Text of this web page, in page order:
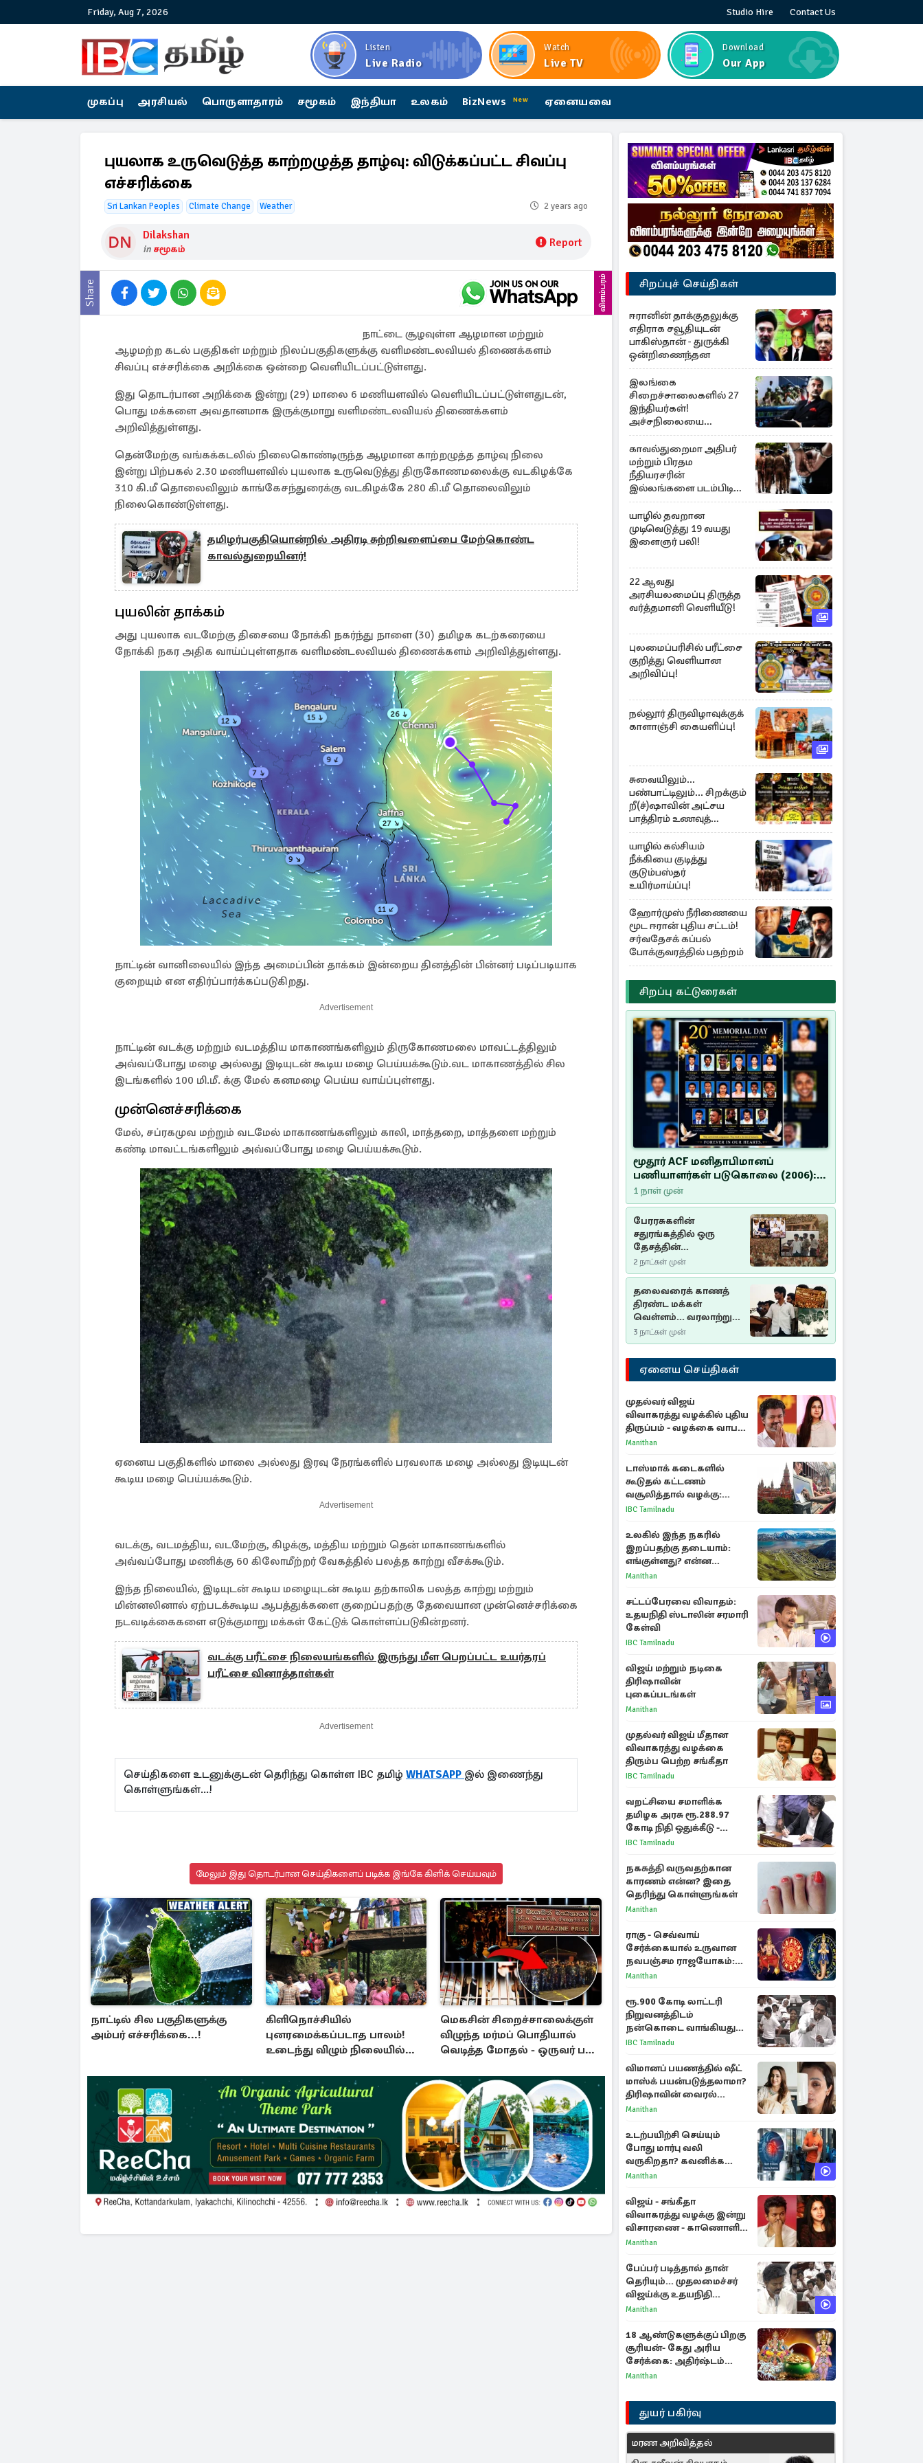
Friday, Aug 7, 2026 Studio Hire Contact Us
Listen
Live Radio
Watch
Live TV
Download
Our App
முகப்பு அரசியல் பொருளாதாரம் சமூகம் இந்தியா உலகம் BizNews New ஏனையவை
புயலாக உருவெடுத்த காற்றழுத்த தாழ்வு: விடுக்கப்பட்ட சிவப்பு
எச்சரிக்கை
Sri Lankan Peoples Climate Change Weather 2 years ago
Dilakshan
in சமூகம் Report
Share விளம்பரம்
நாட்டை சூழவுள்ள ஆழமான மற்றும்
ஆழமற்ற கடல் பகுதிகள் மற்றும் நிலப்பகுதிகளுக்கு வளிமண்டலவியல் திணைக்களம்
சிவப்பு எச்சரிக்கை அறிக்கை ஒன்றை வெளியிடப்பட்டுள்ளது.
இது தொடர்பான அறிக்கை இன்று (29) மாலை 6 மணியளவில் வெளியிடப்பட்டுள்ளதுடன்,
பொது மக்களை அவதானமாக இருக்குமாறு வளிமண்டலவியல் திணைக்களம்
அறிவித்துள்ளது.
தென்மேற்கு வங்கக்கடலில் நிலைகொண்டிருந்த ஆழமான காற்றழுத்த தாழ்வு நிலை
இன்று பிற்பகல் 2.30 மணியளவில் புயலாக உருவெடுத்து திருகோணமலைக்கு வடகிழக்கே
310 கி.மீ தொலைவிலும் காங்கேசந்துரைக்கு வடகிழக்கே 280 கி.மீ தொலைவிலும்
நிலைகொண்டுள்ளது.
தமிழர்பகுதியொன்றில் அதிரடி சுற்றிவளைப்பை மேற்கொண்ட
காவல்துறையினர்!
புயலின் தாக்கம்
அது புயலாக வடமேற்கு திசையை நோக்கி நகர்ந்து நாளை (30) தமிழக கடற்கரையை
நோக்கி நகர அதிக வாய்ப்புள்ளதாக வளிமண்டலவியல் திணைக்களம் அறிவித்துள்ளது.
நாட்டின் வானிலையில் இந்த அமைப்பின் தாக்கம் இன்றைய தினத்தின் பின்னர் படிப்படியாக
குறையும் என எதிர்ப்பார்க்கப்படுகிறது.
Advertisement
நாட்டின் வடக்கு மற்றும் வடமத்திய மாகாணங்களிலும் திருகோணமலை மாவட்டத்திலும்
அவ்வப்போது மழை அல்லது இடியுடன் கூடிய மழை பெய்யக்கூடும்.வட மாகாணத்தில் சில
இடங்களில் 100 மி.மீ. க்கு மேல் கனமழை பெய்ய வாய்ப்புள்ளது.
முன்னெச்சரிக்கை
மேல், சப்ரகமுவ மற்றும் வடமேல் மாகாணங்களிலும் காலி, மாத்தறை, மாத்தளை மற்றும்
கண்டி மாவட்டங்களிலும் அவ்வப்போது மழை பெய்யக்கூடும்.
ஏனைய பகுதிகளில் மாலை அல்லது இரவு நேரங்களில் பரவலாக மழை அல்லது இடியுடன்
கூடிய மழை பெய்யக்கூடும்.
Advertisement
வடக்கு, வடமத்திய, வடமேற்கு, கிழக்கு, மத்திய மற்றும் தென் மாகாணங்களில்
அவ்வப்போது மணிக்கு 60 கிலோமீற்றர் வேகத்தில் பலத்த காற்று வீசக்கூடும்.
இந்த நிலையில், இடியுடன் கூடிய மழையுடன் கூடிய தற்காலிக பலத்த காற்று மற்றும்
மின்னலினால் ஏற்படக்கூடிய ஆபத்துக்களை குறைப்பதற்கு தேவையான முன்னெச்சரிக்கை
நடவடிக்கைகளை எடுக்குமாறு மக்கள் கேட்டுக் கொள்ளப்படுகின்றனர்.
வடக்கு பரீட்சை நிலையங்களில் இருந்து மீள பெறப்பட்ட உயர்தரப்
பரீட்சை வினாத்தாள்கள்
Advertisement
செய்திகளை உடனுக்குடன் தெரிந்து கொள்ள IBC தமிழ் WHATSAPP இல் இணைந்து
கொள்ளுங்கள்...!
மேலும் இது தொடர்பான செய்திகளைப் படிக்க இங்கே கிளிக் செய்யவும்
நாட்டில் சில பகுதிகளுக்கு
அம்பர் எச்சரிக்கை...!
கிளிநொச்சியில்
புனரமைக்கப்படாத பாலம்!
உடைந்து விழும் நிலையில்
மெகசின் சிறைச்சாலைக்குள்
விழுந்த மர்மப் பொதியால்
வெடித்த மோதல் - ஒருவர் பலி
சிறப்புச் செய்திகள்
ஈரானின் தாக்குதலுக்கு
எதிராக சவூதியுடன்
பாகிஸ்தான் - துருக்கி
ஒன்றிணைந்தன
இலங்கை
சிறைச்சாலைகளில் 27
இந்தியர்கள்!
அச்சநிலையை
மையப்படுத்தி
ஜெயசங்கர் அறிக்கை
காவல்துறைமா அதிபர்
மற்றும் பிரதம
நீதியரசரின்
இல்லங்களை படம்பிடித்த
சந்தேக நபர் கைது!
யாழில் தவறான
முடிவெடுத்து 19 வயது
இளைஞர் பலி!
22 ஆவது
அரசியலமைப்பு திருத்த
வர்த்தமானி வெளியீடு!
புலமைப்பரிசில் பரீட்சை
குறித்து வெளியான
அறிவிப்பு!
நல்லூர் திருவிழாவுக்குக்
காளாஞ்சி கையளிப்பு!
சுவையிலும்...
பண்பாட்டிலும்... சிறக்கும்
றீ(ச்)ஷாவின் அட்சய
பாத்திரம் உணவுத்
திருவிழா ஆரம்பம்
யாழில் கல்சியம்
நீக்கியை குடித்து
குடும்பஸ்தர்
உயிர்மாய்ப்பு!
ஹோர்முஸ் நீரிணையை
மூட ஈரான் புதிய சட்டம்!
சர்வதேசக் கப்பல்
போக்குவரத்தில் பதற்றம்
சிறப்பு கட்டுரைகள்
மூதூர் ACF மனிதாபிமானப்
பணியாளர்கள் படுகொலை (2006):
20 ஆண்டுகளாகியும் நீதி
மறுக்கப்பட்ட மனிதாபிமானப்
பேரவலம்
1 நாள் முன்
பேரரசுகளின்
சதுரங்கத்தில் ஒரு
தேசத்தின்
தீர்க்கதரிசனம் :
சுதுமலை பிரகடனம்
ஒரு வரலாற்றுப் பாடம்
2 நாட்கள் முன்
தலைவரைக் காணத்
திரண்ட மக்கள்
வெள்ளம்... வரலாற்றுச்
சிறப்புமிக்க சுதுமலைப்
பிரகடனம்…
3 நாட்கள் முன்
ஏனைய செய்திகள்
முதல்வர் விஜய்
விவாகரத்து வழக்கில் புதிய
திருப்பம் - வழக்கை வாபஸ்
பெற்ற சங்கீதா!
Manithan
டாஸ்மாக் கடைகளில்
கூடுதல் கட்டணம்
வசூலித்தால் வழக்கு:
சென்னை உயர்நீதிமன்றம்
IBC Tamilnadu
உலகில் இந்த நகரில்
இறப்பதற்கு தடையாம்:
எங்குள்ளது? என்ன
காரணம் தெரியுமா?
Manithan
சட்டப்பேரவை விவாதம்:
உதயநிதி ஸ்டாலின் சரமாரி
கேள்வி
IBC Tamilnadu
விஜய் மற்றும் நடிகை
திரிஷாவின்
புகைப்படங்கள்
Manithan
முதல்வர் விஜய் மீதான
விவாகரத்து வழக்கை
திரும்ப பெற்ற சங்கீதா
IBC Tamilnadu
வறட்சியை சமாளிக்க
தமிழக அரசு ரூ.288.97
கோடி நிதி ஒதுக்கீடு -
வெளியான அரசாணை
IBC Tamilnadu
நகசுத்தி வருவதற்கான
காரணம் என்ன? இதை
தெரிந்து கொள்ளுங்கள்
Manithan
ராகு - செவ்வாய்
சேர்க்கையால் உருவான
நவபஞ்சம ராஜயோகம்:
அதிர்ஷ்டம் பெறும் 3
Manithan
ரூ.900 கோடி லாட்டரி
நிறுவனத்திடம்
நன்கொடை வாங்கியது
ஏன்? உதயநிதி - ஆதவ்
IBC Tamilnadu
விமானப் பயணத்தில் ஷீட்
மாஸ்க் பயன்படுத்தலாமா?
திரிஷாவின் வைரல்
செல்ஃபிக்கு மருத்துவர்
Manithan
உடற்பயிற்சி செய்யும்
போது மார்பு வலி
வருகிறதா? கவனிக்க
வேண்டிய எச்சரிக்கை
Manithan
விஜய் - சங்கீதா
விவாகரத்து வழக்கு இன்று
விசாரணை - காணொளி
மூலம் ஆஜராக வாய்ப்பு
Manithan
பேப்பர் படித்தால் தான்
தெரியும்... முதலமைச்சர்
விஜய்க்கு உதயநிதி
ஸ்டாலின் பதிலடி
Manithan
18 ஆண்டுகளுக்குப் பிறகு
சூரியன்- கேது அரிய
சேர்க்கை: அதிர்ஷ்டம்
பெறும் 3 ராசிகள்!
Manithan
துயர் பகிர்வு
மரண அறிவித்தல்